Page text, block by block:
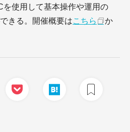
を使用して基本操作や運用の
きる。開催概要はこちら
か